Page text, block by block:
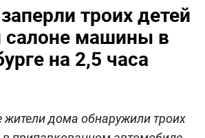
троих детей
салоне машины в
на 2,5 часа
жители дома обнаружили троих